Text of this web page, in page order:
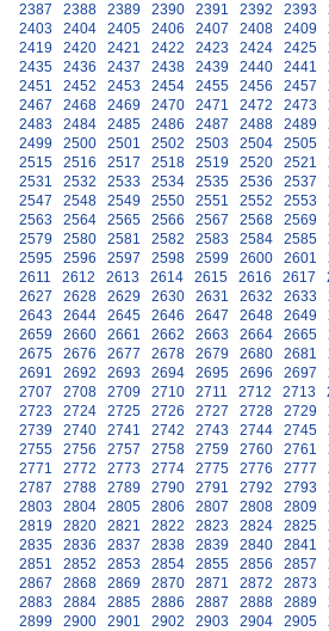
2387
2388 2389 2390 2391 2392 2393
2403
2404 2405 2406 2407 2408 2409
2419
2420 2421 2422 2423 2424 2425
2435
2436 2437 2438 2439 2440 2441
2451
2452 2453 2454 2455 2456 2457
2467
2468 2469 2470 2471 2472 2473
2483
2484 2485 2486 2487 2488 2489
2499
2500 2501 2502 2503 2504 2505
2515
2516 2517 2518 2519 2520 2521
2531
2532 2533 2534 2535 2536 2537
2547
2548 2549 2550 2551 2552 2553
2563
2564 2565 2566 2567 2568 2569
2579
2580 2581 2582 2583 2584 2585
2595
2596 2597 2598 2599 2600 2601
2611
2612 2613 2614 2615 2616 2617
2627
2628 2629 2630 2631 2632 2633
2643
2644 2645 2646 2647 2648 2649
2659
2660 2661 2662 2663 2664 2665
2675
2676 2677 2678 2679 2680 2681
2691
2692 2693 2694 2695 2696 2697
2707
2708 2709 2710 2711 2712 2713
2723
2724 2725 2726 2727 2728 2729
2739
2740 2741 2742 2743 2744 2745
2755
2756 2757 2758 2759 2760 2761
2771
2772 2773 2774 2775 2776 2777
2787
2788 2789 2790 2791 2792 2793
2803
2804 2805 2806 2807 2808 2809
2819
2820 2821 2822 2823 2824 2825
2835
2836 2837 2838 2839 2840 2841
2851
2852 2853 2854 2855 2856 2857
2867
2868 2869 2870 2871 2872 2873
2883
2884 2885 2886 2887 2888 2889
2899
2900 2901 2902 2903 2904 2905